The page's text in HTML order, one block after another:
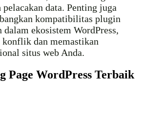
data. Penting juga
kompatibilitas plugin
ekosistem WordPress,
konflik dan memastikan
situs web Anda.
Page WordPress Terbaik